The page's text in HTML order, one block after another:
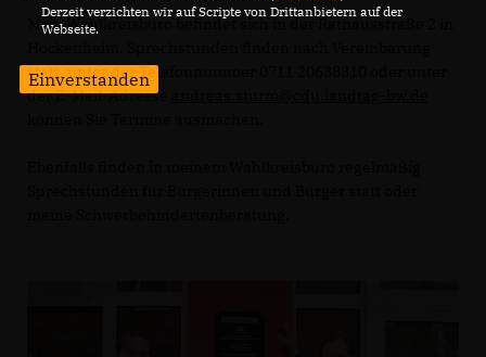
Mein Wahlkreisbüro befindet sich in der Rathausstraße 2 in
statt, unter der Telefonnummer 0711 20638310 oder unter
der E-Mail-Adresse
Derzeit verzichten wir auf Scripte von Drittanbietern auf der
Webseite.
Einverstanden